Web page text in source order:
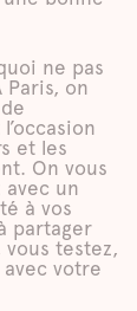
ne pas
on
et les
On vous
un
à vos
partager
vous testez,
votre